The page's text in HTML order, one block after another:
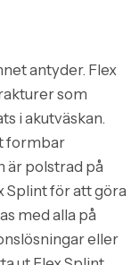
antyder. Flex
som
i akutväskan.
formbar
är polstrad på
Splint för att göra
med alla på
eller